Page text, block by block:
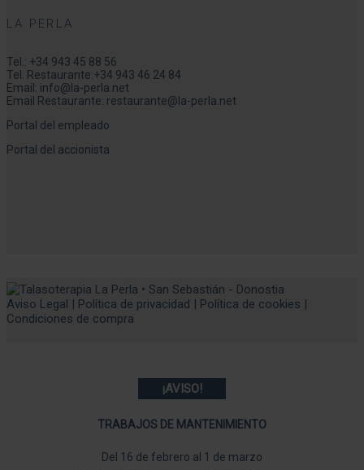
LA PERLA
Tel.: +34 943 45 88 56
Tel. Restaurante:+34 943 46 24 84
Email: info@la-perla.net
Email Restaurante: restaurante@la-perla.net
Portal del empleado
Portal del accionista
Aviso Legal | Política de privacidad | Política de cookies |
Condiciones de compra
¡AVISO!
TRABAJOS DE MANTENIMIENTO
Del 16 de febrero al 1 de marzo